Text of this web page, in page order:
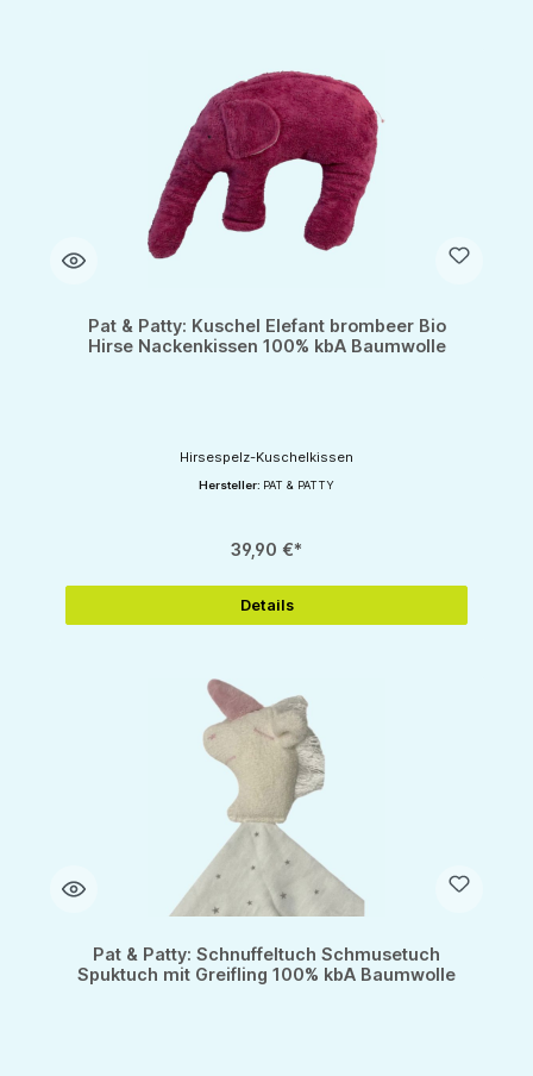
Pat & Patty: Kuschel Elefant brombeer Bio
Hirse Nackenkissen 100% kbA Baumwolle
Hirsespelz-Kuschelkissen
Hersteller: PAT & PATTY
39,90 €*
Details
Pat & Patty: Schnuffeltuch Schmusetuch
Spuktuch mit Greifling 100% kbA Baumwolle